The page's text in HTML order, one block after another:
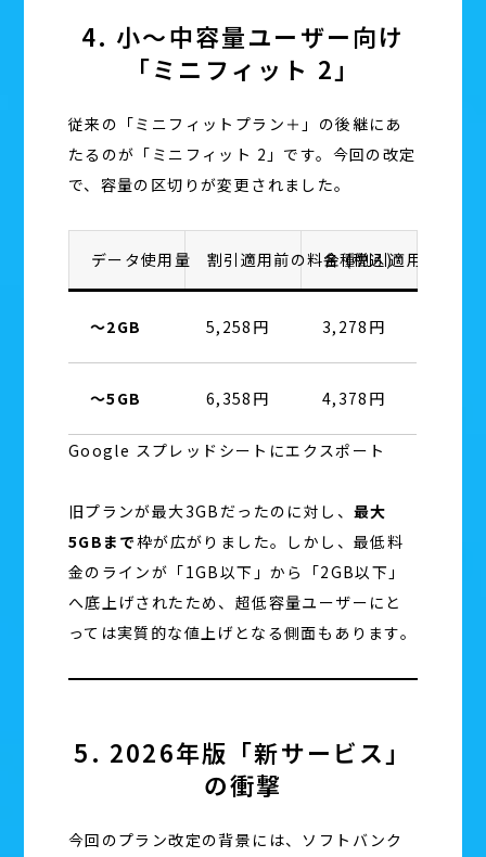
4. 小〜中容量ユーザー向け
「ミニフィット 2」
従来の「ミニフィットプラン＋」の後継にあ
たるのが「ミニフィット 2」です。今回の改定
で、容量の区切りが変更されました。
データ使用量 割引適用前の料金 (税込)各種割引適用後の料
〜2GB 5,258円 3,278円
〜5GB 6,358円 4,378円
Google スプレッドシートにエクスポート
旧プランが最大3GBだったのに対し、 最大
5GBまで枠が広がりました。しかし、最低料
金のラインが「1GB以下」から「2GB以下」
へ底上げされたため、超低容量ユーザーにと
っては実質的な値上げとなる側面もあります。
5. 2026年版「新サービス」
の衝撃
今回のプラン改定の背景には、ソフトバンク